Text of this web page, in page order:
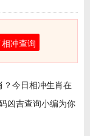
冲查询
？今日相冲生肖在
凶吉查询小编为你